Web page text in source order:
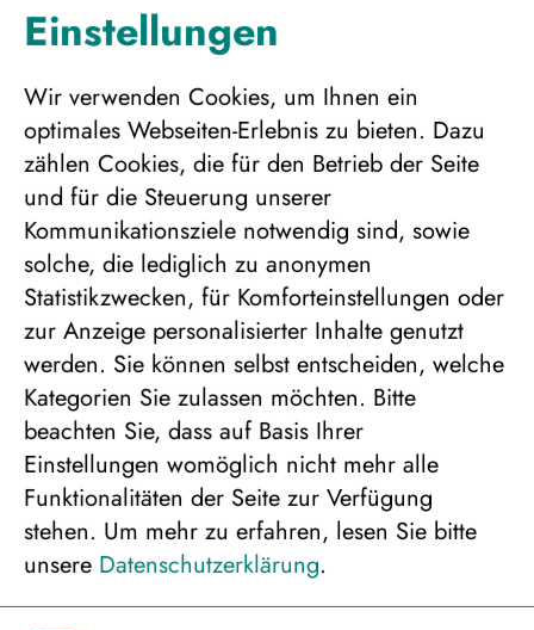
Ferienhaus „Merihonka“, 4er Belegung
ab/bis Berlin
Ferienhaus „Merihonka“, 5er Belegung
ab/bis Berlin
2.336 €
Ferienhaus „Merihonka“, 2er Belegung
ab/bis Frankfurt
Einstellungen
Wir verwenden Cookies, um Ihnen ein
optimales Webseiten-Erlebnis zu bieten. Dazu
zählen Cookies, die für den Betrieb der Seite
und für die Steuerung unserer
Kommunikationsziele notwendig sind, sowie
solche, die lediglich zu anonymen
Statistikzwecken, für Komforteinstellungen oder
zur Anzeige personalisierter Inhalte genutzt
werden. Sie können selbst entscheiden, welche
Kategorien Sie zulassen möchten. Bitte
beachten Sie, dass auf Basis Ihrer
Einstellungen womöglich nicht mehr alle
Funktionalitäten der Seite zur Verfügung
stehen. Um mehr zu erfahren, lesen Sie bitte
unsere Datenschutzerklärung.